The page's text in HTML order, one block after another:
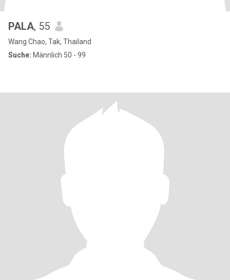
PALA, 55
Wang Chao, Tak, Thailand
Suche: Männlich 50 - 99